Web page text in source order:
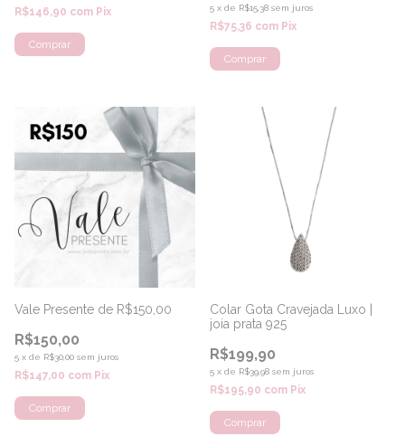
R$146,90 com Pix 5 x de R$15,38 sem juros
R$75,36 com Pix
Vale Presente de R$150,00
R$150,00
5 x de R$30,00 sem juros
R$147,00 com Pix
Colar Gota Cravejada Luxo |
joia prata 925
R$199,90
5 x de R$39,98 sem juros
R$195,90 com Pix